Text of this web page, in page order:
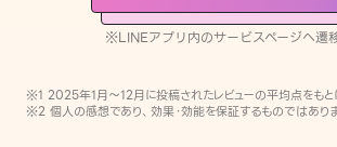
※LINEアプリ内のサービスページへ遷
※1 2025年1月〜12月に投稿されたレビューの平均点をもと
※2 個人の感想であり、効果・効能を保証するものではあり